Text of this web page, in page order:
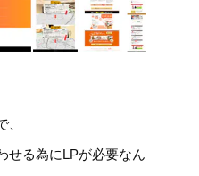
せる為にLPが必要なん